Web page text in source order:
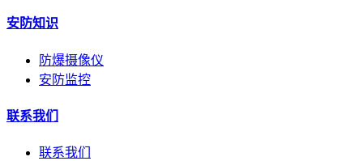
安防知识
防爆摄像仪
安防监控
联系我们
联系我们